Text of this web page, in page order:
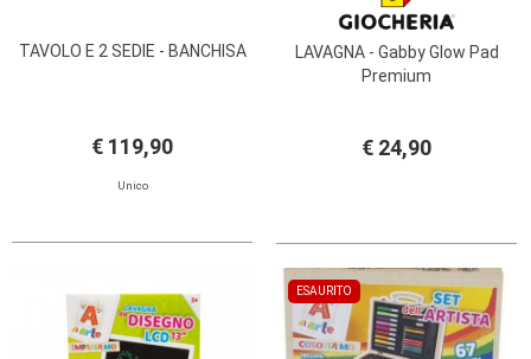
TAVOLO E 2 SEDIE - BANCHISA
€ 119,90
Unico
LAVAGNA - Gabby Glow Pad
Premium
€ 24,90
ESAURITO